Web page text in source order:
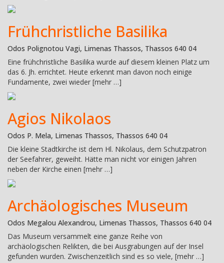
Frühchristliche Basilika
Odos Polignotou Vagi, Limenas Thassos, Thassos 640 04
Eine frühchristliche Basilika wurde auf diesem kleinen Platz um
das 6. Jh. errichtet. Heute erkennt man davon noch einige
Fundamente, zwei wieder [mehr …]
Agios Nikolaos
Odos P. Mela, Limenas Thassos, Thassos 640 04
Die kleine Stadtkirche ist dem Hl. Nikolaus, dem Schutzpatron
der Seefahrer, geweiht. Hätte man nicht vor einigen Jahren
neben der Kirche einen [mehr …]
Archäologisches Museum
Odos Megalou Alexandrou, Limenas Thassos, Thassos 640 04
Das Museum versammelt eine ganze Reihe von
archäologischen Relikten, die bei Ausgrabungen auf der Insel
gefunden wurden. Zwischenzeitlich sind es so viele, [mehr …]